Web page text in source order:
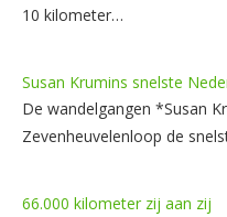
10 kilometer…
Susan Krumins snelste
De wandelgangen *Susan
Zevenheuvelenloop de
66.000 kilometer zij aan zij